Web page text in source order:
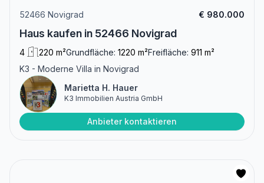
52466 Novigrad € 980.000
Haus kaufen in 52466 Novigrad
4 220 m²Grundfläche: 1220 m²Freifläche: 911 m²
K3 - Moderne Villa in Novigrad
Marietta H. Hauer
K3 Immobilien Austria GmbH
Anbieter kontaktieren